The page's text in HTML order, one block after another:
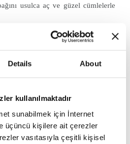
Details About
kullanılmaktadır
sunabilmek için İnternet
üçüncü kişilere ait çerezler
vasıtasıyla çeşitli kişisel
usulca aç ve güzel cümlelerle
H. Salih Zengin
Gafarov